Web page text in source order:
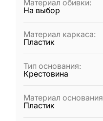
Материал обивки:
На выбор
Материал каркаса:
Пластик
Тип основания:
Крестовина
Материал основания
Пластик